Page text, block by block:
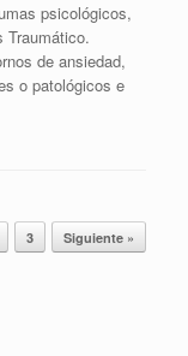
psicológicos,
de ansiedad,
o patológicos e
3 Siguiente »